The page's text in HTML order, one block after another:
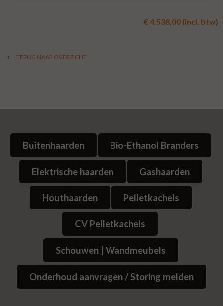
€ 4.538,00 (incl. btw)
TERUG NAAR OVERZICHT
Buitenhaarden Bio-Ethanol Branders
Elektrische haarden Gashaarden
Houthaarden Pelletkachels
CV Pelletkachels
Schouwen | Wandmeubels
Onderhoud aanvragen / Storing melden